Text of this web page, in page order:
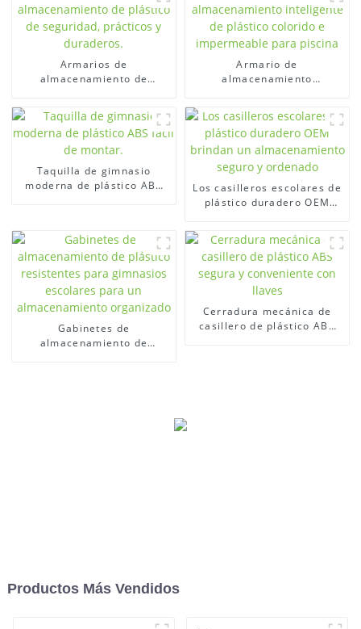
Armarios de
almacenamiento de
Armario de
almacenamiento
para piscina
Taquilla de gimnasio
moderna de plástico ABS
Los casilleros escolares de
plástico duradero OEM
almacenamiento seguro y
ordenado
Gabinetes de
almacenamiento de
Cerradura mecánica de
casillero de plástico ABS
Productos Más Vendidos